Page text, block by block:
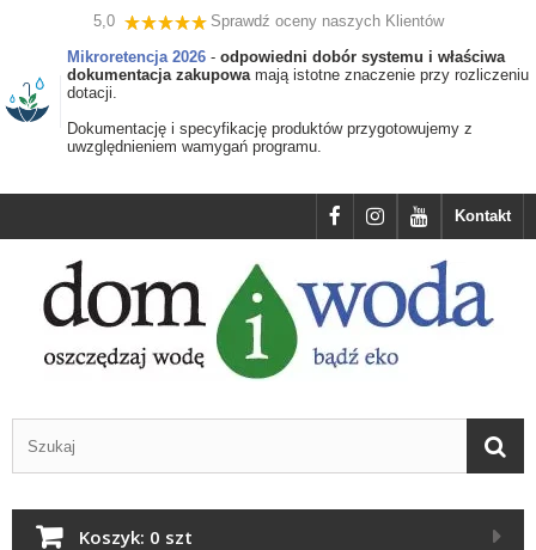
5,0
Sprawdź oceny naszych Klientów
Mikroretencja 2026 - odpowiedni dobór systemu i właściwa
dokumentacja zakupowamają istotne znaczenie przy rozliczeniu
dotacji.
Dokumentację i specyfikację produktów przygotowujemy z
uwzględnieniem wamygań programu.
Kontakt
Koszyk: 0 szt